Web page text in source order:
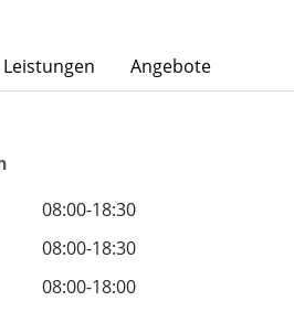
Leistungen Angebote
08:00-18:30
08:00-18:30
08:00-18:00